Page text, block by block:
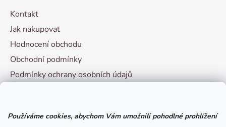
Používáme cookies, abychom Vám umožnili pohodlné prohlížení
Kontakt
Jak nakupovat
Hodnocení obchodu
Obchodní podmínky
Podmínky ochrany osobních údajů